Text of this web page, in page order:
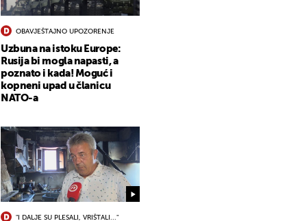
OBAVJEŠTAJNO UPOZORENJE
Uzbuna na istoku Europe:
Rusija bi mogla napasti, a
poznato i kada! Moguć i
kopneni upad u članicu
NATO-a
"I DALJE SU PLESALI, VRIŠTALI..."